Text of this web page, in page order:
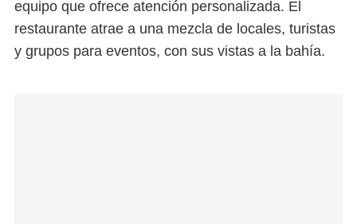
equipo que ofrece atención personalizada. El
restaurante atrae a una mezcla de locales, turistas
y grupos para eventos, con sus vistas a la bahía.